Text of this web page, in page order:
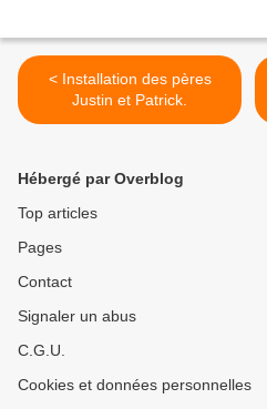
< Installation des pères
Justin et Patrick.
Hébergé par Overblog
Top articles
Pages
Contact
Signaler un abus
C.G.U.
Cookies et données personnelles